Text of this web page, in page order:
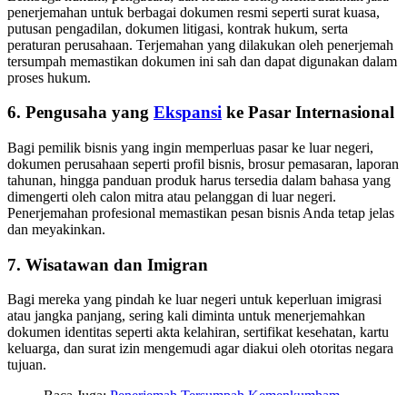
penerjemahan untuk berbagai dokumen resmi seperti surat kuasa,
putusan pengadilan, dokumen litigasi, kontrak hukum, serta
peraturan perusahaan. Terjemahan yang dilakukan oleh penerjemah
tersumpah memastikan dokumen ini sah dan dapat digunakan dalam
proses hukum.
6. Pengusaha yang Ekspansi ke Pasar Internasional
Bagi pemilik bisnis yang ingin memperluas pasar ke luar negeri,
dokumen perusahaan seperti profil bisnis, brosur pemasaran, laporan
tahunan, hingga panduan produk harus tersedia dalam bahasa yang
dimengerti oleh calon mitra atau pelanggan di luar negeri.
Penerjemahan profesional memastikan pesan bisnis Anda tetap jelas
dan meyakinkan.
7. Wisatawan dan Imigran
Bagi mereka yang pindah ke luar negeri untuk keperluan imigrasi
atau jangka panjang, sering kali diminta untuk menerjemahkan
dokumen identitas seperti akta kelahiran, sertifikat kesehatan, kartu
keluarga, dan surat izin mengemudi agar diakui oleh otoritas negara
tujuan.